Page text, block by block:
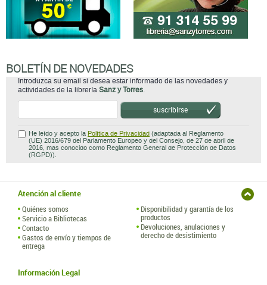
BOLETÍN DE NOVEDADES
Introduzca su email si desea estar informado de las novedades y
actividades de la librería Sanz y Torres
suscribirse
He leído y acepto la Política de Privacidad (adaptada al Reglamento
(UE) 2016/679 del Parlamento Europeo y del Consejo, de 27 de abril de
2016, mas conocido como Reglamento General de Protección de Datos
(RGPD)).
Atención al cliente
Quiénes somos
Servicio a Bibliotecas
Contacto
Gastos de envío y tiempos de
entrega
Disponibilidad y garantía de los
productos
Devoluciones, anulaciones y
derecho de desistimiento
Información Legal